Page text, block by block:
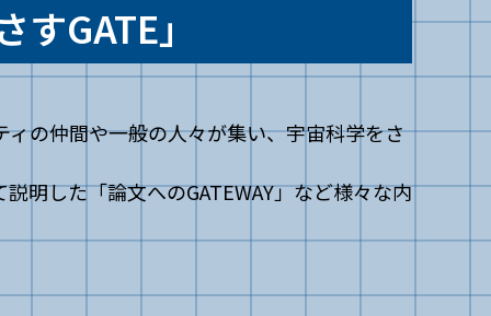
すGATE」
の仲間や一般の人々が集い、宇宙科学をさ
明した「論文へのGATEWAY」など様々な内